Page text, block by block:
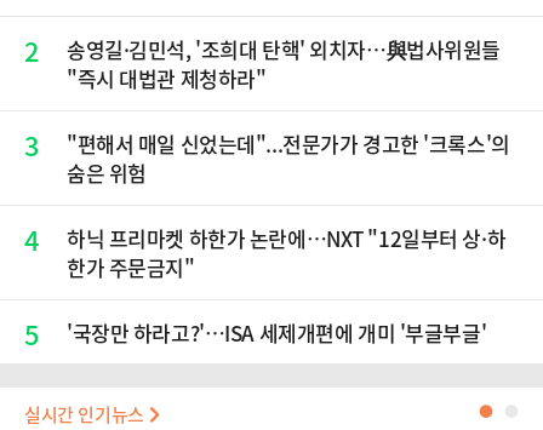
2
송영길·김민석, '조희대 탄핵' 외치자…與법사위원들
"즉시 대법관 제청하라"
3
"편해서 매일 신었는데"...전문가가 경고한 '크록스'의
숨은 위험
4
하닉 프리마켓 하한가 논란에…NXT "12일부터 상·하
한가 주문금지"
5 '국장만 하라고?'…ISA 세제개편에 개미 '부글부글'
실시간 인기뉴스 ●